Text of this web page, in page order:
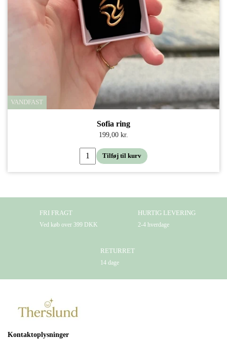
VANDFAST
Sofia ring
199,00 kr.
Tilføj til kurv
FRI FRAGT
Ved køb over 399 DKK
HURTIG LEVERING
2-4 hverdage
RETURRET
14 dage
Kontaktoplysninger